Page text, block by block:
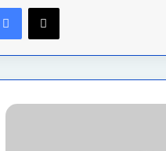
Facebook
X
RDC